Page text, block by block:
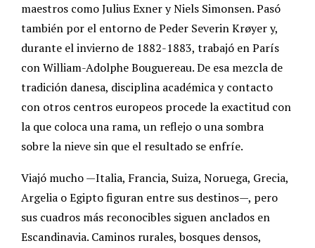
maestros como Julius Exner y Niels Simonsen. Pasó
también por el entorno de Peder Severin Krøyer y,
durante el invierno de 1882-1883, trabajó en París
con William-Adolphe Bouguereau. De esa mezcla de
tradición danesa, disciplina académica y contacto
con otros centros europeos procede la exactitud con
la que coloca una rama, un reflejo o una sombra
sobre la nieve sin que el resultado se enfríe.
Viajó mucho —Italia, Francia, Suiza, Noruega, Grecia,
Argelia o Egipto figuran entre sus destinos—, pero
sus cuadros más reconocibles siguen anclados en
Escandinavia. Caminos rurales, bosques densos,